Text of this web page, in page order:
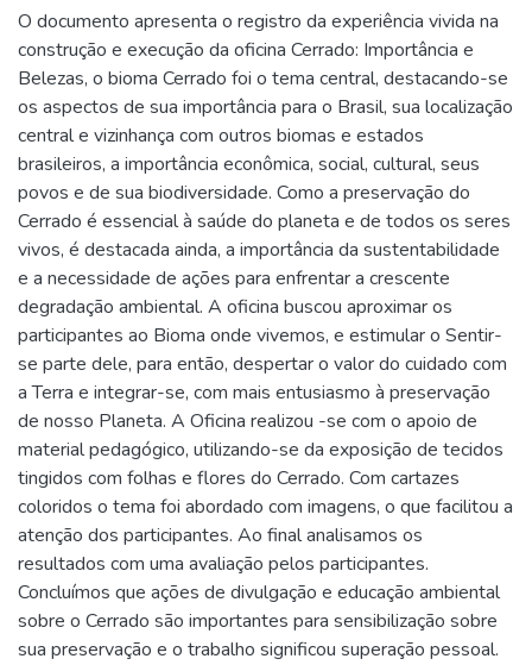
O documento apresenta o registro da experiência vivida na
construção e execução da oficina Cerrado: Importância e
Belezas, o bioma Cerrado foi o tema central, destacando-se
os aspectos de sua importância para o Brasil, sua localização
central e vizinhança com outros biomas e estados
brasileiros, a importância econômica, social, cultural, seus
povos e de sua biodiversidade. Como a preservação do
Cerrado é essencial à saúde do planeta e de todos os seres
vivos, é destacada ainda, a importância da sustentabilidade
e a necessidade de ações para enfrentar a crescente
degradação ambiental. A oficina buscou aproximar os
participantes ao Bioma onde vivemos, e estimular o Sentir-
se parte dele, para então, despertar o valor do cuidado com
a Terra e integrar-se, com mais entusiasmo à preservação
de nosso Planeta. A Oficina realizou -se com o apoio de
material pedagógico, utilizando-se da exposição de tecidos
tingidos com folhas e flores do Cerrado. Com cartazes
coloridos o tema foi abordado com imagens, o que facilitou a
atenção dos participantes. Ao final analisamos os
resultados com uma avaliação pelos participantes.
Concluímos que ações de divulgação e educação ambiental
sobre o Cerrado são importantes para sensibilização sobre
sua preservação e o trabalho significou superação pessoal.